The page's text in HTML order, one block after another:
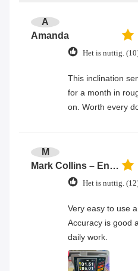
A
Amanda
Het is nuttig.
This inclination
for a month in
on. Worth every
M
Mark Collins – Engineer
Het is nuttig.
Very easy to use
Accuracy is good
daily work.